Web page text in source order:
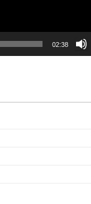
02:38